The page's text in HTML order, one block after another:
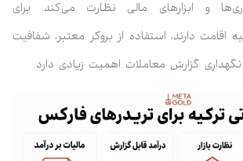
و ابزارهای مالی نظارت می‌کند. برای
دارند، استفاده از بروکر معتبر، شفافیت
گزارش معاملات اهمیت زیادی دارد.